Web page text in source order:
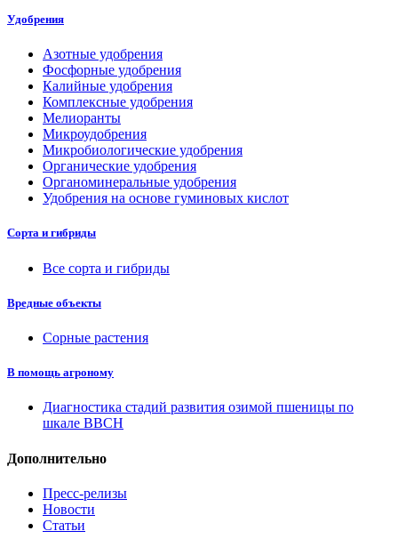
Удобрения
Азотные удобрения
Фосфорные удобрения
Калийные удобрения
Комплексные удобрения
Мелиоранты
Микроудобрения
Микробиологические удобрения
Органические удобрения
Органоминеральные удобрения
Удобрения на основе гуминовых кислот
Сорта и гибриды
Все сорта и гибриды
Вредные объекты
Сорные растения
В помощь агроному
Диагностика стадий развития озимой пшеницы по
шкале ВВСН
Дополнительно
Пресс-релизы
Новости
Статьи